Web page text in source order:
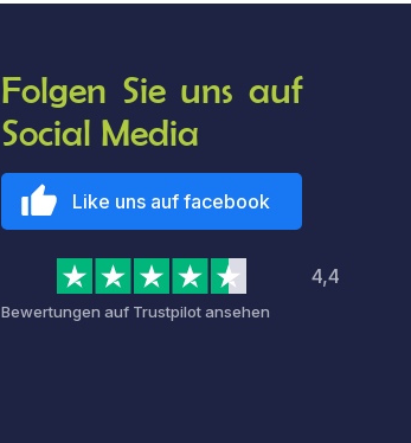
Folgen Sie uns auf
Social Media
Like uns auf facebook
4,4
Bewertungen auf Trustpilot ansehen